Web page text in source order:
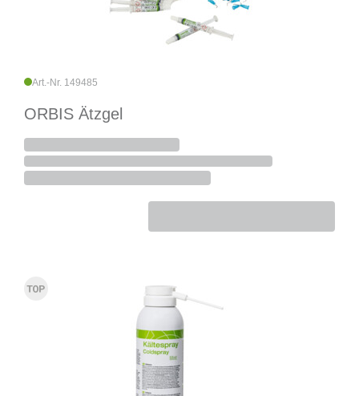
Art.-Nr. 149485
ORBIS Ätzgel